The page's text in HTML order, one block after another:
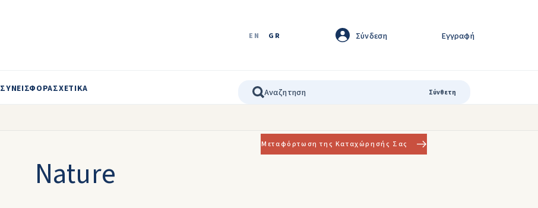
EN GR Σύνδεση Εγγραφή
ΣΥΝΕΙΣΦΟΡΑΣΧΕΤΙΚΑ Σύνθετη
Μεταφόρτωση της Καταχώρησής Σας
Nature